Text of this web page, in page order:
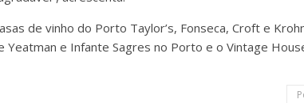
de vinho do Porto Taylor’s, Fonseca, Croft e
Yeatman e Infante Sagres no Porto e o Vintage